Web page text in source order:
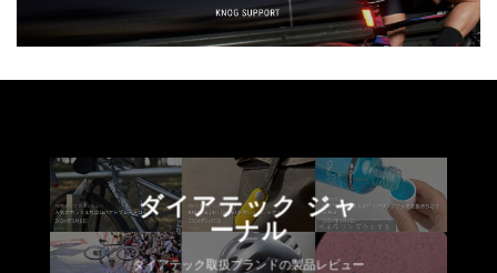
ダイアテック ジャ
ーナル
ダイアテック取扱ブランドの製品レビュー